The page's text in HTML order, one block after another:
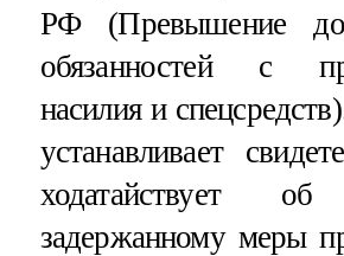
РФ (Превышение
обязанностей с
насилия и
устанавливает
ходатайствует об
задержанному меры